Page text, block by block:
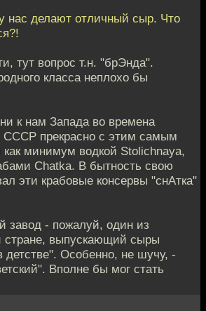
нас делают отличный сыр. Что
тут вопрос т.н. "брЭнда".
класса неплохо бы
к нам Запада во времена
СССР прекрасно с этим самым
как минимум водкой Stolichnaya,
Chatka. В бытность свою
эти крабовые консервы "снАтка"
завод - пожалуй, один из
стране, выпускающий сыры
детстве". Особенно, не шучу, -
Вполне бы мог стать